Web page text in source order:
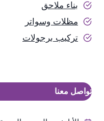
بناء ملاحق
مظلات وسواتر
تركيب برجولات
تواصل معنا